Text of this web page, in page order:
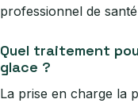
professionnel de
Quel traitement
glace ?
La prise en charge la